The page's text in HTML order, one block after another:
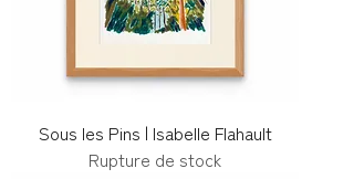
Sous les Pins | Isabelle Flahault
Rupture de stock